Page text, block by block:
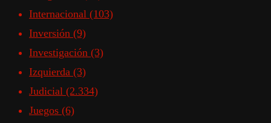
Internacional (103)
Inversión (9)
Investigación (3)
Izquierda (3)
Judicial (2.334)
Juegos (6)